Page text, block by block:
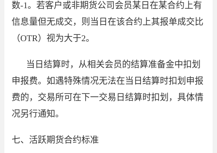
数-1。若客户或非期货公司会员某日在某合约上有
信息量但无成交，则当日在该合约上其报单成交比
（OTR）视为大于2。
当日结算时，从相关会员的结算准备金中扣划
申报费。如遇特殊情况无法在当日结算时扣划申报
费的，交易所可在下一交易日结算时扣划，具体情
况另行通知。
七、活跃期货合约标准